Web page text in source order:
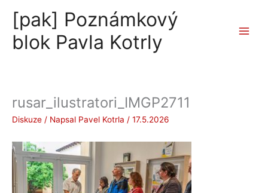
obsah
[pak] Poznámkový
blok Pavla Kotrly
rusar_ilustratori_IMGP2711
Diskuze / Napsal Pavel Kotrla / 17.5.2026